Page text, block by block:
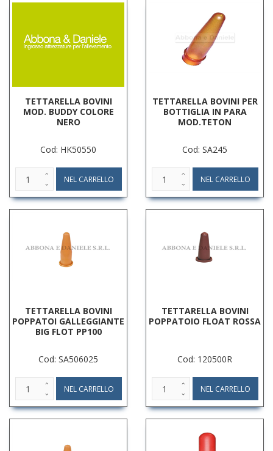
TETTARELLA BOVINI
MOD. BUDDY COLORE
NERO
Cod: HK50550
TETTARELLA BOVINI PER
BOTTIGLIA IN PARA
MOD.TETON
Cod: SA245
TETTARELLA BOVINI
POPPATOI GALLEGGIANTE
BIG FLOT PP100
Cod: SA506025
TETTARELLA BOVINI
POPPATOIO FLOAT ROSSA
Cod: 120500R